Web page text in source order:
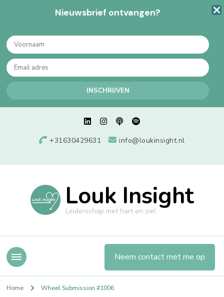
Nieuwsbrief ontvangen?
+31630429631 info@loukinsight.nl
Louk Insight
Leiderschap met hart en ziel
Neem contact met me op
Home Wheel Submission #1006